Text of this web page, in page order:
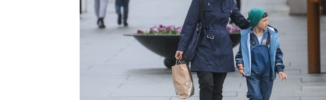
Hava sıcaklıklarının düşmesiyle birlikte grip
yaşanıyor. Atatürk Üniversitesi Tıp Fakültesi Acil
Başkanı Prof. Dr. Zeynep Gökcan Çakır, kış
yığılmaların önüne geçmek ve solunum yoluyla
korunmak için covid-19 dönemine olduğu gibi
temizlik önerisinde bulundu.